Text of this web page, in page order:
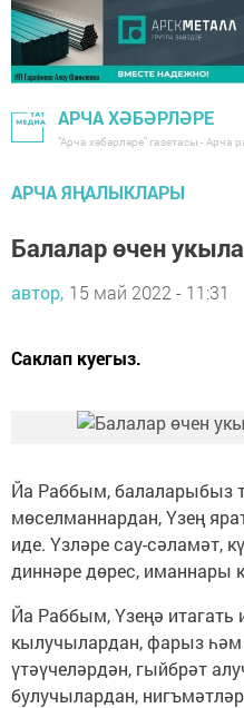
АРЧА ХӘБӘРЛӘРЕ
"Арча хәбәрләре" газетасы - Арча
АРЧА ЯҢАЛЫКЛАРЫ
Балалар өчен
автор, 15 май 2022 - 11:31
Саклап куегыз.
Йа Раббым, балаларыбыз
мөселманнардан, Үзең
иде. Үзләре сау-сәламәт,
диннәре дөрес, иманнары
Йа Раббым, Үзеңә итагать
кылучылардан, фарыз һәм
үтәүчеләрдән, гыйбрәт
булучылардан,